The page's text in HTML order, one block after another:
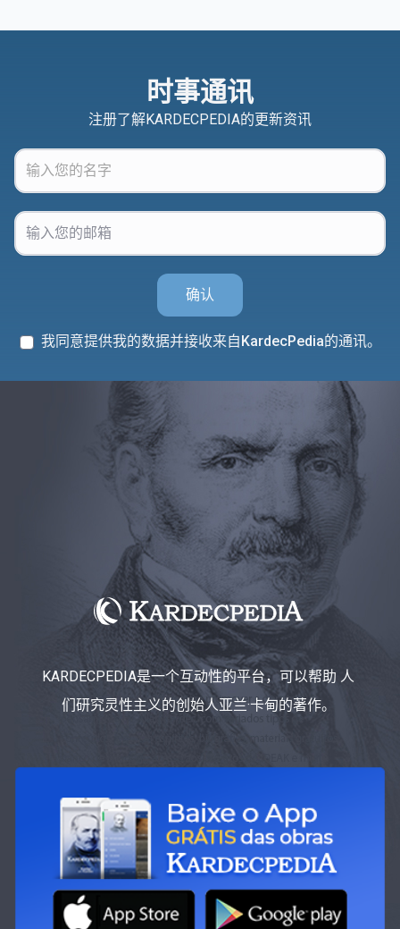
时事通讯
注册了解KARDECPEDIA的更新资讯
确认
我同意提供我的数据并接收来自KardecPedia的通讯。
KARDECPEDIA是一个互动性的平台，可以帮助 人
们研究灵性主义的创始人亚兰·卡甸的著作。